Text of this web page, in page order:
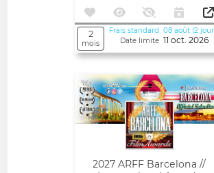
2
mois
Frais standard 08 août (2
Date limite 11 oct. 2026
2027 ARFF Barcelona //
Ouvert